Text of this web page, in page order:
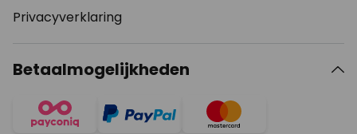
Privacyverklaring
Betaalmogelijkheden